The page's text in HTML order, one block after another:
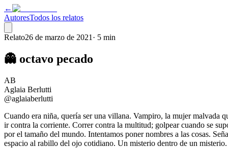
←
AutoresTodos los relatos
Relato26 de marzo de 2021 · 5 min
👻 octavo pecado
AB
Aglaia Berlutti
@aglaiaberlutti
Cuando era niña, quería ser una villana. Vampiro, la mujer malvada
ir contra la corriente. Correr contra la multitud; golpear cuando se
por el tamaño del mundo. Intentamos poner nombres a las cosas.
espacio al rabillo del ojo cotidiano. Un misterio dentro de un misterio.